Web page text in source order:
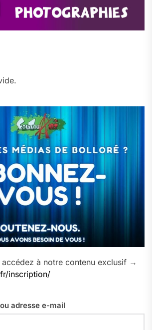
accédez à notre contenu exclusif →
inscription/
adresse e-mail